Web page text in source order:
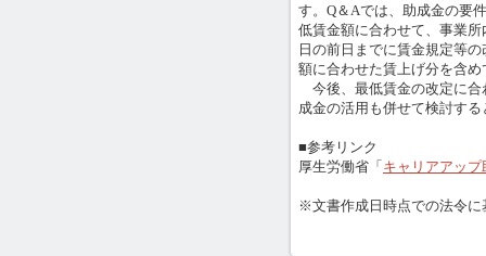
す。Q＆Aでは、助成金の要
低賃金額に合わせて、事業
日の前日までに賃金規定等
額に合わせた賃上げ分を含
今後、最低賃金の改定に合
成金の活用も併せて検討す
■参考リンク
厚生労働省「キャリアアップ
※文書作成日時点での法令